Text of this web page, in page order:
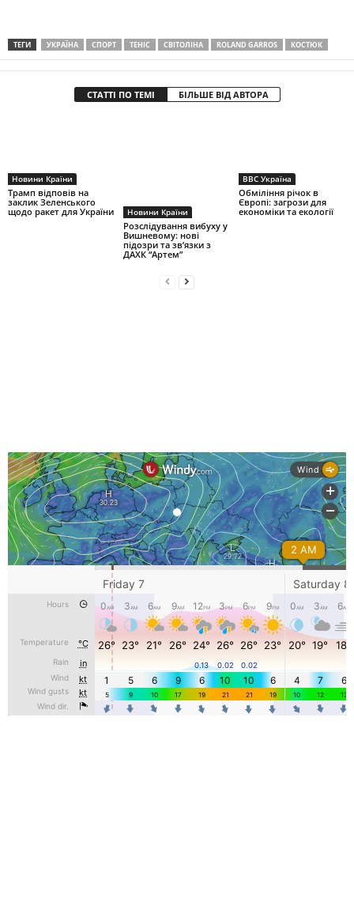
ТЕГИ УКРАЇНА СПОРТ ТЕНІС СВІТОЛІНА ROLAND GARROS КОСТЮК
СТАТТІ ПО ТЕМІ БІЛЬШЕ ВІД АВТОРА
Новини Країни
Трамп відповів на
заклик Зеленського
щодо ракет для України
Новини Країни
Розслідування вибуху у
Вишневому: нові
підозри та зв’язки з
ДАХК “Артем”
BBC Україна
Обміління річок в
Європі: загрози для
економіки та екології